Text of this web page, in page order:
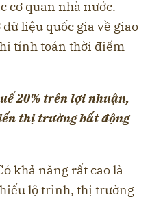
cơ quan nhà nước.
liệu quốc gia về giao
tính toán thời điểm
20% trên lợi nhuận,
thị trường bất động
khả năng rất cao là
lộ trình, thị trường